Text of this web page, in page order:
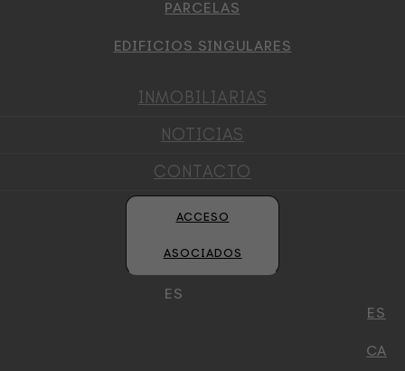
PARCELAS
EDIFICIOS SINGULARES
INMOBILIARIAS
NOTICIAS
CONTACTO
ACCESO
ASOCIADOS
ES
ES
CA